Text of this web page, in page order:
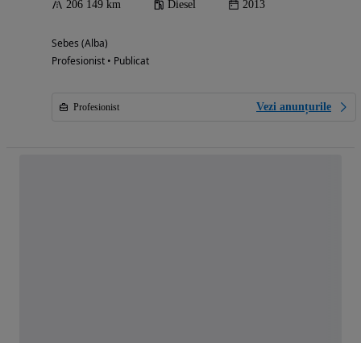
206 149 km Diesel 2013
Sebes (Alba)
Profesionist • Publicat
Profesionist Vezi anunțurile